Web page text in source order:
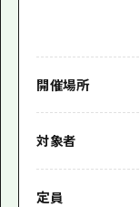
開催場所
対象者
定員